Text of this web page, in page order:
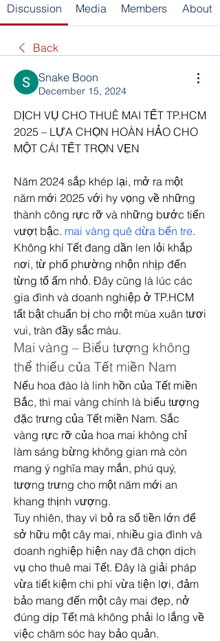
Discussion Media Members About
Back
Snake Boon
December 15, 2024
DỊCH VỤ CHO THUÊ MAI TẾT TP.HCM
2025 – LỰA CHỌN HOÀN HẢO CHO
MỘT CÁI TẾT TRỌN VẸN
Năm 2024 sắp khép lại, mở ra một
năm mới 2025 với hy vọng về những
thành công rực rỡ và những bước tiến
vượt bậc. mai vàng quê dừa bến tre.
Không khí Tết đang dần len lỏi khắp
nơi, từ phố phường nhộn nhịp đến
từng tổ ấm nhỏ. Đây cũng là lúc các
gia đình và doanh nghiệp ở TP.HCM
tất bật chuẩn bị cho một mùa xuân tươi
vui, tràn đầy sắc màu.
Mai vàng – Biểu tượng không
thể thiếu của Tết miền Nam
Nếu hoa đào là linh hồn của Tết miền
Bắc, thì mai vàng chính là biểu tượng
đặc trưng của Tết miền Nam. Sắc
vàng rực rỡ của hoa mai không chỉ
làm sáng bừng không gian mà còn
mang ý nghĩa may mắn, phú quý,
tượng trưng cho một năm mới an
khang thịnh vượng.
Tuy nhiên, thay vì bỏ ra số tiền lớn để
sở hữu một cây mai, nhiều gia đình và
doanh nghiệp hiện nay đã chọn dịch
vụ cho thuê mai Tết. Đây là giải pháp
vừa tiết kiệm chi phí vừa tiện lợi, đảm
bảo mang đến một cây mai đẹp, nở
đúng dịp Tết mà không phải lo lắng về
việc chăm sóc hay bảo quản.